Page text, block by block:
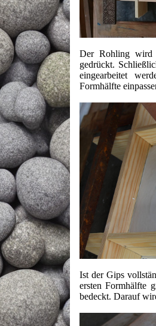
Der Rohling
gedrückt.
eingearbeitet
Formhälfte
Ist der Gips
ersten Formhälfte
bedeckt. Darauf